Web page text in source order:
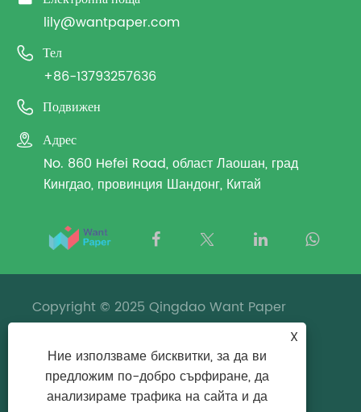
lily@wantpaper.com
 Тел
+86-13793257636
 Подвижен
 Адрес
No. 860 Hefei Road, област Лаошан, град
Кингдао, провинция Шандонг, Китай
Copyright © 2025 Qingdao Want Paper
Packaging Co., Ltd. Всички права запазени.
Links| Sitemap|RSS|XML|Политика за
поверителност
X
Ние използваме бисквитки, за да ви
предложим по-добро сърфиране, да
анализираме трафика на сайта и да